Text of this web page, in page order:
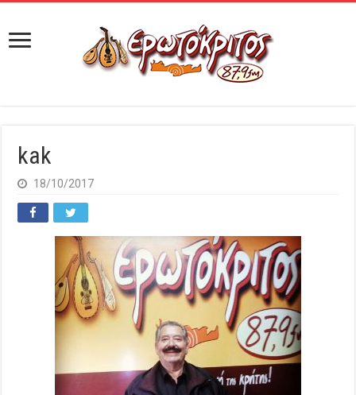
kak
18/10/2017